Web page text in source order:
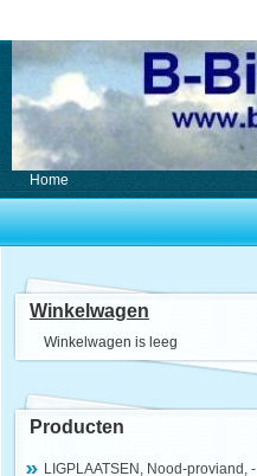
Home
Winkelwagen
Winkelwagen is leeg
Producten
LIGPLAATSEN, Nood-proviand, -